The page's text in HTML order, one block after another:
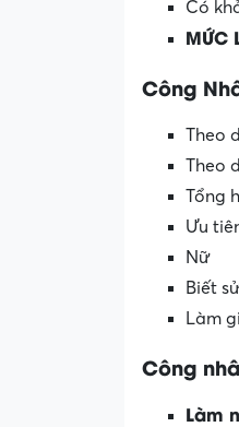
Có
MỨC
Công
Theo
Theo
Tổng
Ưu
Nữ
Biết
Làm
Công
Làm